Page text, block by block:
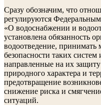
Сразу обозначим, что
регулируются
«О водоснабжении и
установлена обязанность
водоотведение,
безопасности таких
направленные на их защиту
природного характера и
предотвращение
снижение риска и
ситуаций.